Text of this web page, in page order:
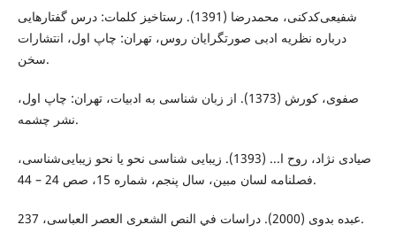
شفیعی‌کدکنی، محمدرضا (1391). رستاخیز کلمات: درس گفتارهایی
درباره نظریه ادبی صورتگرایان روس، تهران: چاپ اول، انتشارات
سخن.
صفوی، کورش (1373). از زبان شناسی به ادبیات، تهران: چاپ اول،
نشر چشمه.
صیادی نژاد، روح ا... (1393). زیبایی شناسی نحو یا نحو زیبایی‌شناسی،
فصلنامه لسان مبین، سال پنجم، شماره 15، صص 24 – 44.
عبده بدوی (2000). دراسات في النص الشعری العصر العباسی، 237.